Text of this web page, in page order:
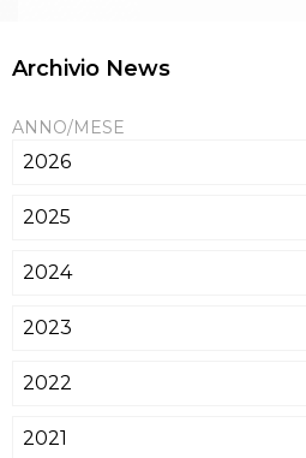
Archivio News
ANNO/MESE
2026
2025
2024
2023
2022
2021